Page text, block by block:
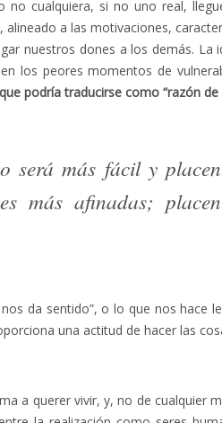
no cualquiera, si no uno real,
a las motivaciones,
nuestros dones a los demás. La
los peores momentos de
podría traducirse como “razón de
será más fácil y
más afinadas;
da sentido”, o lo que nos hace
una actitud de hacer las
a querer vivir, y, no de cualquier